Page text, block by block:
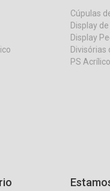
Cúpulas
Display
Display
Divisórias
PS